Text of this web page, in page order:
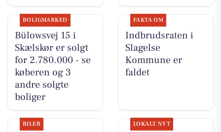
BOLIGMARKED
Bülowsvej 15 i
Skælskør er solgt
for 2.780.000 - se
køberen og 3
andre solgte
boliger
FAKTA OM
Indbrudsraten i
Slagelse
Kommune er
faldet
BILER LOKALT NYT